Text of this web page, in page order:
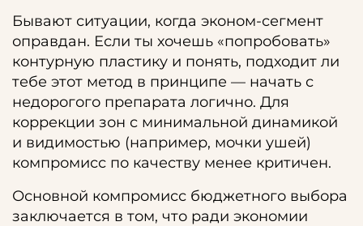
Бывают ситуации, когда эконом-сегмент
оправдан. Если ты хочешь «попробовать»
контурную пластику и понять, подходит ли
тебе этот метод в принципе — начать с
недорогого препарата логично. Для
коррекции зон с минимальной динамикой
и видимостью (например, мочки ушей)
компромисс по качеству менее критичен.
Основной компромисс бюджетного выбора
заключается в том, что ради экономии